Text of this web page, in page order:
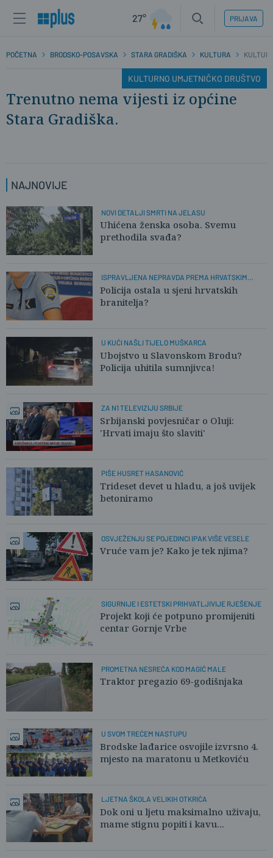
27° PRIJAVA
POČETNA BRODSKO-POSAVSKA STARA GRADIŠKA KULTURA
KULTURNO UMJETNIČKO DRUŠTVO
Trenutno nema vijesti iz općine
Stara Gradiška.
NAJNOVIJE
NOVI DETALJI SMRTI NA JELASU
Uhićena ženska osoba. Svemu
prethodila svađa?
ISPRAVLJENA NEPRAVDA PREMA HRVATSKIM
POLICAJCIMA
Policija ostala u sjeni hrvatskih
branitelja?
U KUĆI NAŠLI TIJELO MUŠKARCA
Ubojstvo u Slavonskom Brodu?
Policija uhitila sumnjivca!
ZA N1 TELEVIZIJU SRBIJE
Srbijanski povjesničar o Oluji:
'Hrvati imaju što slaviti'
PIŠE HUSRET HASANOVIĆ
Trideset devet u hladu, a još uvijek
betoniramo
OSVJEŽENJU SE POJEDINCI IPAK VIŠE VESELE
Vruće vam je? Kako je tek njima?
SIGURNIJE I ESTETSKI PRIHVATLJIVIJE RJEŠENJE
Projekt koji će potpuno promijeniti
centar Gornje Vrbe
PROMETNA NESREĆA KOD MAGIĆ MALE
Traktor pregazio 69-godišnjaka
U SVOM TREĆEM NASTUPU
Brodske lađarice osvojile izvrsno 4.
mjesto na maratonu u Metkoviću
LJETNA ŠKOLA VELIKIH OTKRIĆA
Dok oni u ljetu maksimalno uživaju,
mame stignu popiti i kavu...